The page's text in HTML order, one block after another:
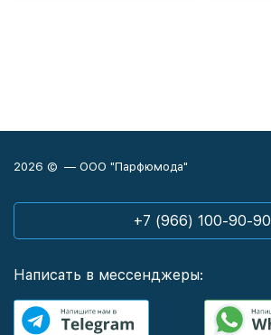
2026 © — ООО "Парфюмода"
+7 (966) 100-90-90
Написать в мессенджеры: